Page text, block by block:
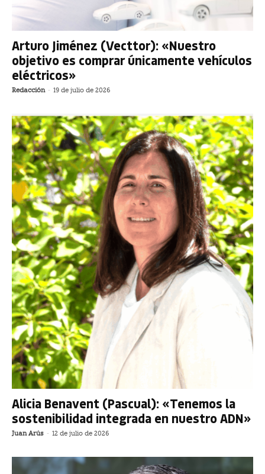
Arturo Jiménez (Vecttor): «Nuestro
objetivo es comprar únicamente vehículos
eléctricos»
Redacción - 19 de julio de 2026
Alicia Benavent (Pascual): «Tenemos la
sostenibilidad integrada en nuestro ADN»
Juan Arús - 12 de julio de 2026